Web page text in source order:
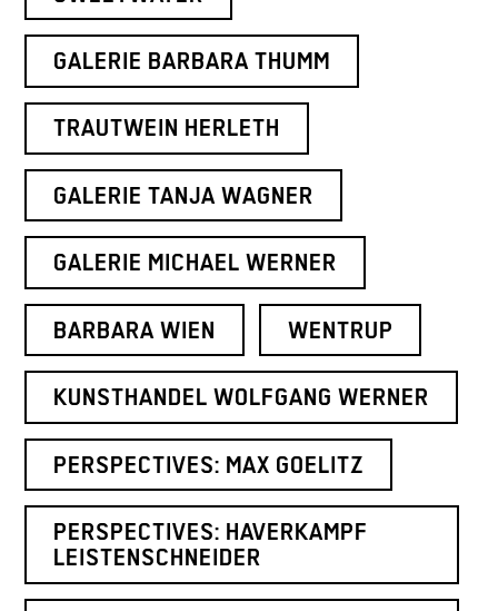
GALERIE BARBARA THUMM
TRAUTWEIN HERLETH
GALERIE TANJA WAGNER
GALERIE MICHAEL WERNER
BARBARA WIEN WENTRUP
KUNSTHANDEL WOLFGANG WERNER
PERSPECTIVES: MAX GOELITZ
PERSPECTIVES: HAVERKAMPF
LEISTENSCHNEIDER